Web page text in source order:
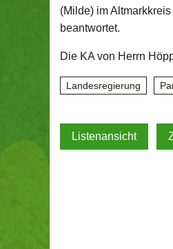
(Milde) im
beantwortet.
Die KA von Herrn
Landesregierung
Listenansicht